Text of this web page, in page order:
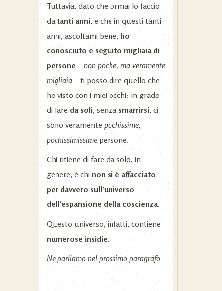
Tuttavia, dato che ormai lo faccio
da tanti anni, e che in questi tanti
anni, ascoltami bene, ho
conosciuto e seguito migliaia di
persone – non poche, ma veramente
migliaia – ti posso dire quello che
ho visto con i miei occhi: in grado
di fare da soli, senzasmarrirsi, ci
sono veramente pochissime,
pochissimissime persone.
Chi ritiene di fare da solo, in
genere, è chi non si è affacciato
per davvero sull’universo
dell’espansione della coscienza.
Questo universo, infatti, contiene
numerose insidie.
Ne parliamo nel prossimo paragrafo